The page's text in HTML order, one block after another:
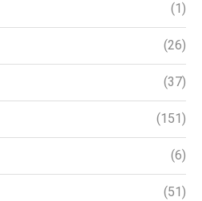
(1)
(26)
(37)
(151)
(6)
(51)